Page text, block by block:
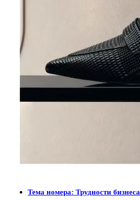
Тема номера: Трудности бизнеса